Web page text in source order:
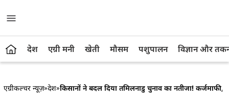
देश एग्री मनी खेती मौसम पशुपालन विज्ञान और
एग्रीकल्चर न्यूज़»देश»किसानों ने बदल दिया तमिलनाडु चुनाव का नतीजा!